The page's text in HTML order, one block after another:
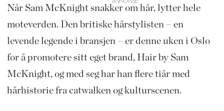
Når Sam McKnight snakker om hår, lytter hele
moteverden. Den britiske hårstylisten – en
levende legende i bransjen – er denne uken i Oslo
for å promotere sitt eget brand, Hair by Sam
McKnight, og med seg har han flere tiår med
hårhistorie fra catwalken og kulturscenen.